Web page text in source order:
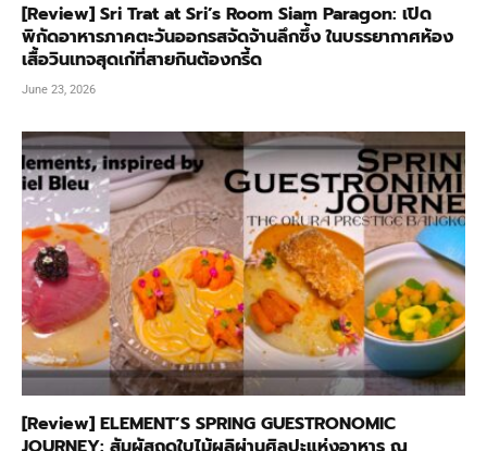
[Review] Sri Trat at Sri’s Room Siam Paragon: เปิด
พิกัดอาหารภาคตะวันออกรสจัดจ้านลึกซึ้ง ในบรรยากาศห้อง
เสื้อวินเทจสุดเก๋ที่สายกินต้องกรี้ด
June 23, 2026
[Review] ELEMENT’S SPRING GUESTRONOMIC